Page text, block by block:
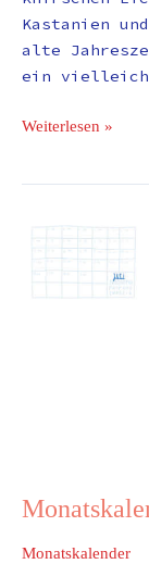
Kastanien
alte
ein
Weiterlesen »
Monatskalender
Monatskalender